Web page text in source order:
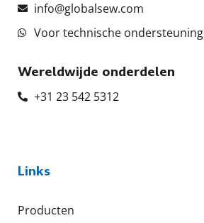
info@globalsew.com
Voor technische ondersteuning
Wereldwijde onderdelen
+31 23 542 5312
Links
Producten